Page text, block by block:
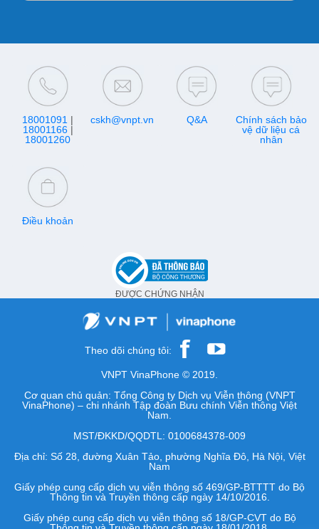
18001091 |
18001166|
18001260
cskh@vnpt.vn Q&A
Chính sách bảo
vệ dữ liệu cá
nhân
Điều khoản
ĐƯỢC CHỨNG NHẬN
Theo dõi chúng tôi:
VNPT VinaPhone © 2019.
Cơ quan chủ quản: Tổng Công ty Dịch vụ Viễn thông (VNPT
VinaPhone) – chi nhánh Tập đoàn Bưu chính Viễn thông Việt
Nam.
MST/ĐKKD/QQDTL: 0100684378-009
Địa chỉ: Số 28, đường Xuân Tảo, phường Nghĩa Đô, Hà Nội, Việt
Nam
Giấy phép cung cấp dịch vụ viễn thông số 469/GP-BTTTT do Bộ
Thông tin và Truyền thông cấp ngày 14/10/2016.
Giấy phép cung cấp dịch vụ viễn thông số 18/GP-CVT do Bộ